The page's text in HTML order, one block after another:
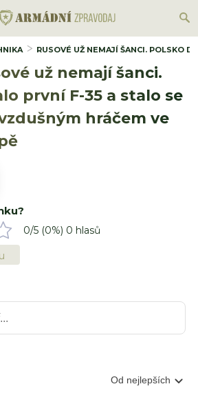
RUSOVÉ UŽ NEMAJÍ ŠANCI. POLSKO
už nemají šanci.
první F-35 a stalo se
hráčem ve
0/5 (0%) 0 hlasů